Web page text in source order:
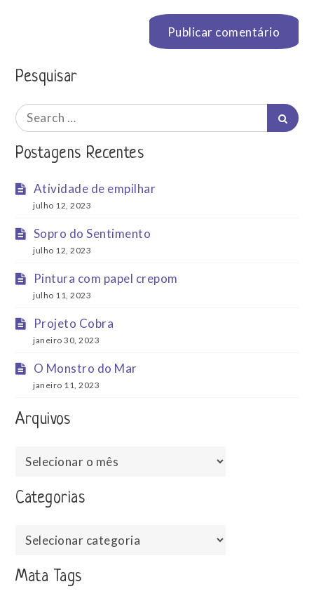
Pesquisar
Search
for:
Search
Postagens Recentes
Atividade de empilhar
julho 12, 2023
Sopro do Sentimento
julho 12, 2023
Pintura com papel crepom
julho 11, 2023
Projeto Cobra
janeiro 30, 2023
O Monstro do Mar
janeiro 11, 2023
Arquivos
Arquivos
Categorias
Categorias
Mata Tags